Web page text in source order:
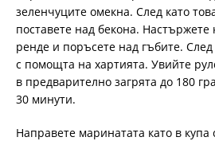
зеленчуците омекна. След като
поставете над бекона.
ренде и поръсете над гъбите.
с помощта на хартията. Увийте
в предварително загрята до 180
30 минути.
Направете маринатата като в купа